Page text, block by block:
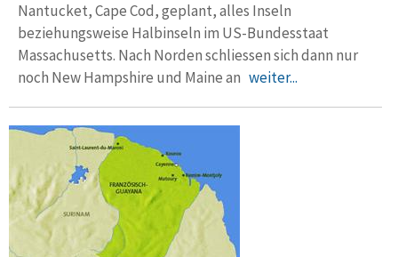
Nantucket, Cape Cod, geplant, alles Inseln
beziehungsweise Halbinseln im US-Bundesstaat
Massachusetts. Nach Norden schliessen sich dann nur
noch New Hampshire und Maine an weiter...